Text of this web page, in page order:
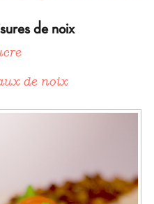
de noix
de noix